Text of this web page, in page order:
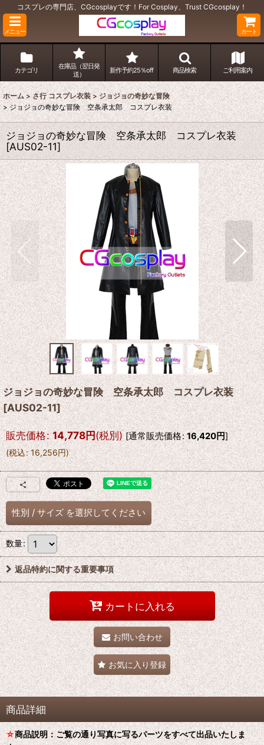
コスプレの専門店、CGcosplayです！For Cosplay、Trust CGcosplay！
メニュー カート
カテゴリ
在庫品（翌日発
送）
新作予約25％off 商品検索 ご利用案内
ホーム > さ行 コスプレ衣装 > ジョジョの奇妙な冒険
> ジョジョの奇妙な冒険 空条承太郎 コスプレ衣装
ジョジョの奇妙な冒険 空条承太郎 コスプレ衣装
[AUS02-11]
ジョジョの奇妙な冒険 空条承太郎 コスプレ衣装
[AUS02-11]
販売価格: 14,778円(税別) [通常販売価格: 16,420円]
(税込: 16,256円)
性別 / サイズ を選択してください
数量:
返品特約に関する重要事項
カートに入れる
お問い合わせ
お気に入り登録
商品詳細
☆商品説明：ご覧の通り写真に写るパーツをすべて出品いたしま